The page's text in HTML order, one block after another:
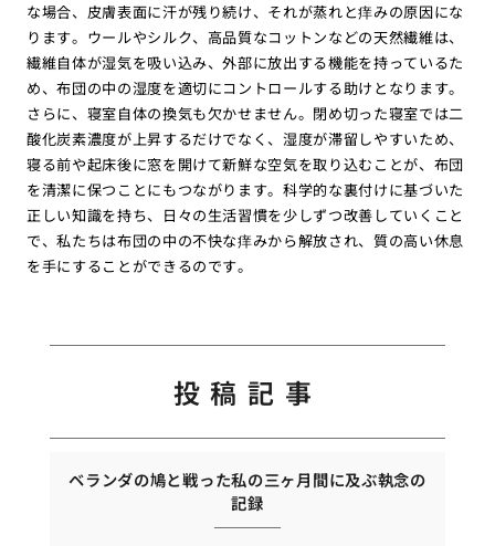
な場合、皮膚表面に汗が残り続け、それが蒸れと痒みの原因にな
ります。ウールやシルク、高品質なコットンなどの天然繊維は、
繊維自体が湿気を吸い込み、外部に放出する機能を持っているた
め、布団の中の湿度を適切にコントロールする助けとなります。
さらに、寝室自体の換気も欠かせません。閉め切った寝室では二
酸化炭素濃度が上昇するだけでなく、湿度が滞留しやすいため、
寝る前や起床後に窓を開けて新鮮な空気を取り込むことが、布団
を清潔に保つことにもつながります。科学的な裏付けに基づいた
正しい知識を持ち、日々の生活習慣を少しずつ改善していくこと
で、私たちは布団の中の不快な痒みから解放され、質の高い休息
を手にすることができるのです。
投稿記事
ベランダの鳩と戦った私の三ヶ月間に及ぶ執念の
記録